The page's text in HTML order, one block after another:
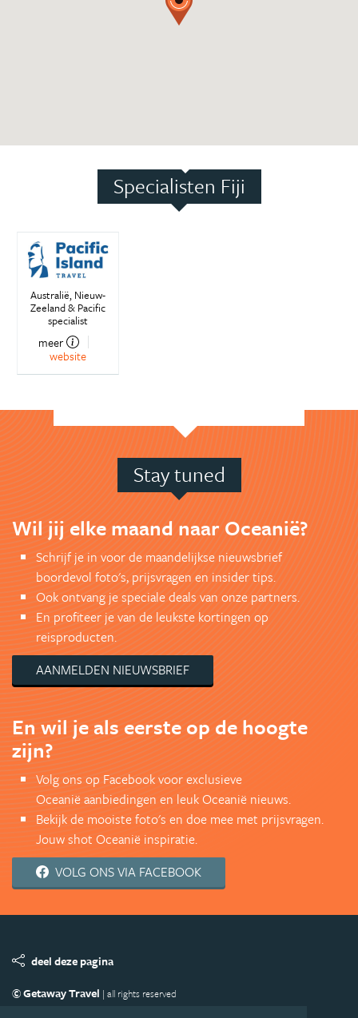
Specialisten Fiji
Australië, Nieuw-
Zeeland & Pacific
specialist
meer
website
Stay tuned
Wil jij elke maand naar Oceanië?
Schrijf je in voor de maandelijkse nieuwsbrief
boordevol foto's, prijsvragen en insider tips.
Ook ontvang je speciale deals van onze partners.
En profiteer je van de leukste kortingen op
reisproducten.
AANMELDEN NIEUWSBRIEF
En wil je als eerste op de hoogte
zijn?
Volg ons op Facebook voor exclusieve
Oceanië aanbiedingen en leuk Oceanië nieuws.
Bekijk de mooiste foto's en doe mee met prijsvragen.
Jouw shot Oceanië inspiratie.
VOLG ONS VIA FACEBOOK
deel deze pagina
© Getaway Travel | all rights reserved